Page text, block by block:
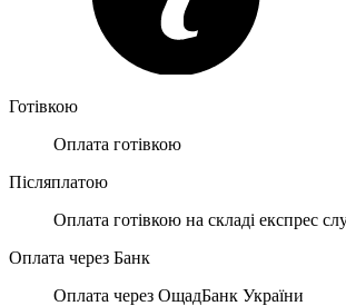
Готівкою
Оплата готівкою
Післяплатою
Оплата готівкою на складі експрес
Оплата через Банк
Оплата через ОщадБанк України